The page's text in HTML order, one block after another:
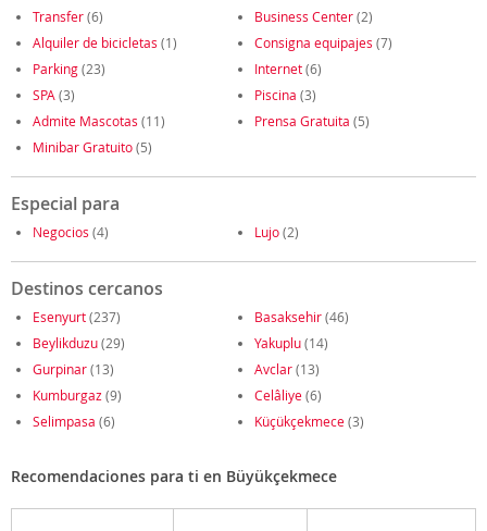
Transfer(6) Business Center(2)
Alquiler de bicicletas (1) Consigna equipajes (7)
Parking(23) Internet(6)
SPA (3) Piscina (3)
Admite Mascotas (11) Prensa Gratuita (5)
Minibar Gratuito(5)
Especial para
Negocios (4) Lujo(2)
Destinos cercanos
Esenyurt(237) Basaksehir(46)
Beylikduzu(29) Yakuplu(14)
Gurpinar(13) Avclar(13)
Kumburgaz (9) Celâliye(6)
Selimpasa (6) Küçükçekmece(3)
Recomendaciones para ti en Büyükçekmece